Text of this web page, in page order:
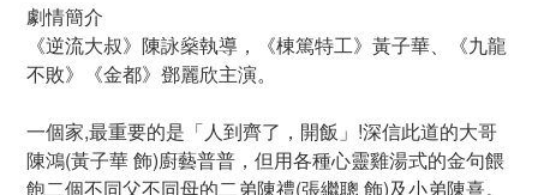
劇情簡介
《逆流大叔》陳詠燊執導，《棟篤特工》黃子華、《九龍
不敗》《金都》鄧麗欣主演。
一個家,最重要的是「人到齊了，開飯」!深信此道的大哥
陳鴻(黃子華 飾)廚藝普普，但用各種心靈雞湯式的金句餵
飽二個不同父不同母的二弟陳禮(張繼聰 飾)及小弟陳熹。